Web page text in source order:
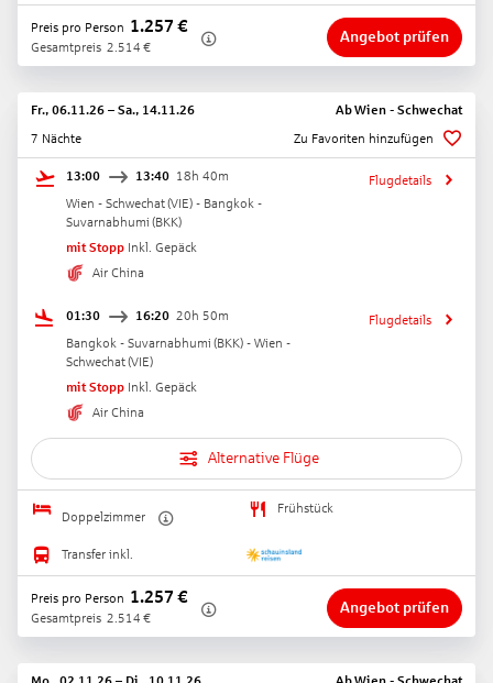
Preis pro Person 1.257 €
Gesamtpreis 2.514 €
Angebot prüfen
Fr., 06.11.26 – Sa., 14.11.26 AbWien - Schwechat
7 Nächte
Zu Favoriten hinzufügen
13:00 13:40 18h 40m
Wien - Schwechat(VIE) - Bangkok -
Suvarnabhumi (BKK)
mit Stopp Inkl. Gepäck
Air China
Flugdetails
01:30 16:20 20h 50m
Bangkok - Suvarnabhumi (BKK) - Wien -
Schwechat(VIE)
mit Stopp Inkl. Gepäck
Air China
Flugdetails
Alternative Flüge
Doppelzimmer
Frühstück
Transfer inkl.
Preis pro Person 1.257 €
Gesamtpreis 2.514 €
Angebot prüfen